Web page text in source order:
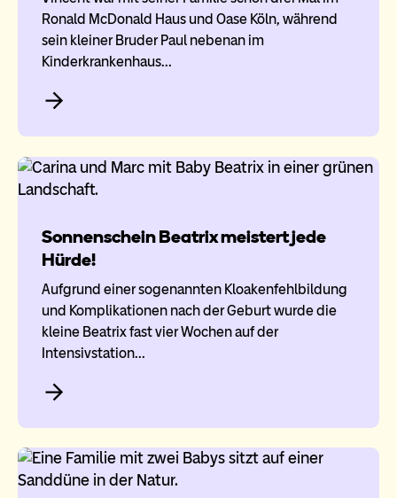
Ronald McDonald Haus und Oase Köln, während
sein kleiner Bruder Paul nebenan im
Kinderkrankenhaus…
Sonnenschein Beatrix meistert jede
Hürde!
Aufgrund einer sogenannten Kloakenfehlbildung
und Komplikationen nach der Geburt wurde die
kleine Beatrix fast vier Wochen auf der
Intensivstation…